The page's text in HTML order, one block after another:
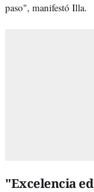
paso", manifestó Illa.
"Excelencia